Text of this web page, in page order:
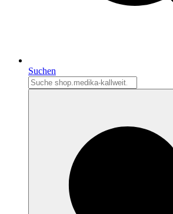
Suchen